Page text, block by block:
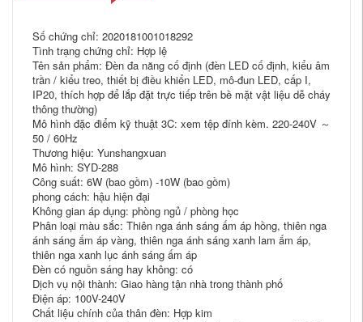
Số chứng chỉ: 2020181001018292
Tình trạng chứng chỉ: Hợp lệ
Tên sản phẩm: Đèn đa năng cố định (đèn LED cố định, kiểu âm
trần / kiểu treo, thiết bị điều khiển LED, mô-đun LED, cấp I,
IP20, thích hợp để lắp đặt trực tiếp trên bề mặt vật liệu dễ cháy
thông thường)
Mô hình đặc điểm kỹ thuật 3C: xem tệp đính kèm. 220-240V ～
50 / 60Hz
Thương hiệu: Yunshangxuan
Mô hình: SYD-288
Công suất: 6W (bao gồm) -10W (bao gồm)
phong cách: hậu hiện đại
Không gian áp dụng: phòng ngủ / phòng học
Phân loại màu sắc: Thiên nga ánh sáng ấm áp hồng, thiên nga
ánh sáng ấm áp vàng, thiên nga ánh sáng xanh lam ấm áp,
thiên nga xanh lục ánh sáng ấm áp
Đèn có nguồn sáng hay không: có
Dịch vụ nội thành: Giao hàng tận nhà trong thành phố
Điện áp: 100V-240V
Chất liệu chính của thân đèn: Hợp kim